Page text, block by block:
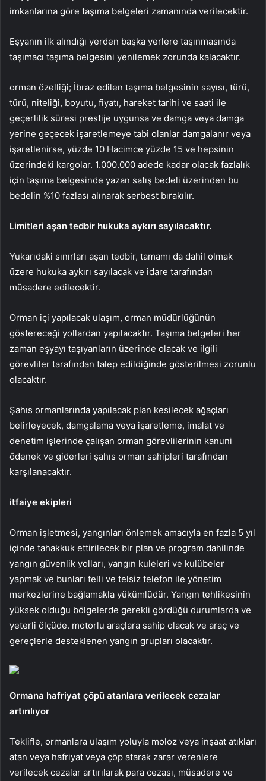
imkanlarına göre taşıma belgeleri zamanında verilecektir.
Eşyanın ilk alındığı yerden başka yerlere taşınmasında
taşımacı taşıma belgesini yenilemek zorunda kalacaktır.
orman özelliği; İbraz edilen taşıma belgesinin sayısı, türü,
türü, niteliği, boyutu, fiyatı, hareket tarihi ve saati ile
geçerlilik süresi prestije uygunsa ve damga veya damga
yerine geçecek işaretlemeye tabi olanlar damgalanır veya
işaretlenirse, yüzde 10 Hacimce yüzde 15 ve hepsinin
üzerindeki kargolar. 1.000.000 adede kadar olacak fazlalık
için taşıma belgesinde yazan satış bedeli üzerinden bu
bedelin %10 fazlası alınarak serbest bırakılır.
Limitleri aşan tedbir hukuka aykırı sayılacaktır.
Yukarıdaki sınırları aşan tedbir, tamamı da dahil olmak
üzere hukuka aykırı sayılacak ve idare tarafından
müsadere edilecektir.
Orman içi yapılacak ulaşım, orman müdürlüğünün
göstereceği yollardan yapılacaktır. Taşıma belgeleri her
zaman eşyayı taşıyanların üzerinde olacak ve ilgili
görevliler tarafından talep edildiğinde gösterilmesi zorunlu
olacaktır.
Şahıs ormanlarında yapılacak plan kesilecek ağaçları
belirleyecek, damgalama veya işaretleme, imalat ve
denetim işlerinde çalışan orman görevlilerinin kanuni
ödenek ve giderleri şahıs orman sahipleri tarafından
karşılanacaktır.
itfaiye ekipleri
Orman işletmesi, yangınları önlemek amacıyla en fazla 5 yıl
içinde tahakkuk ettirilecek bir plan ve program dahilinde
yangın güvenlik yolları, yangın kuleleri ve kulübeler
yapmak ve bunları telli ve telsiz telefon ile yönetim
merkezlerine bağlamakla yükümlüdür. Yangın tehlikesinin
yüksek olduğu bölgelerde gerekli gördüğü durumlarda ve
yeterli ölçüde. motorlu araçlara sahip olacak ve araç ve
gereçlerle desteklenen yangın grupları olacaktır.
Ormana hafriyat çöpü atanlara verilecek cezalar
artırılıyor
Teklifle, ormanlara ulaşım yoluyla moloz veya inşaat atıkları
atan veya hafriyat veya çöp atarak zarar verenlere
verilecek cezalar artırılarak para cezası, müsadere ve